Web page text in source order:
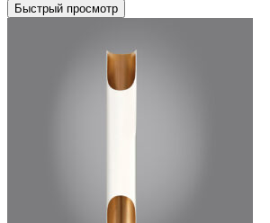
Быстрый просмотр